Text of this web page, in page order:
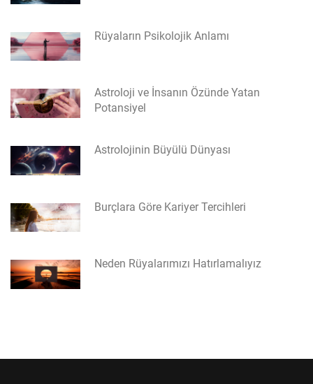
Rüyaların Psikolojik Anlamı
Astroloji ve İnsanın Özünde Yatan
Potansiyel
Astrolojinin Büyülü Dünyası
Burçlara Göre Kariyer Tercihleri
Neden Rüyalarımızı Hatırlamalıyız